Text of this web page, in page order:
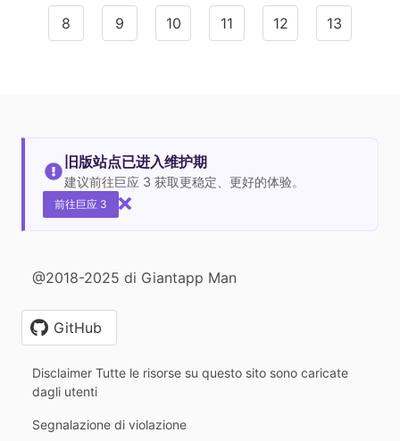
8 9 10 11 12 13
旧版站点已进入维护期
建议前往巨应 3 获取更稳定、更好的体验。
前往巨应 3
@2018-2025 di Giantapp Man
GitHub
Disclaimer Tutte le risorse su questo sito sono caricate
dagli utenti
Segnalazione di violazione